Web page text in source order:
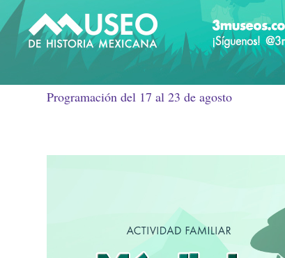
Programación del 17 al 23 de agosto